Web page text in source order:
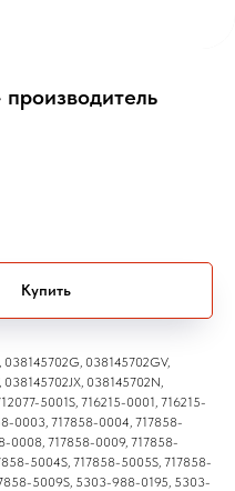
Купить
038145702G, 038145702GV,
038145702N,
5001S, 716215-0001, 716215-
0003, 717858-0004, 717858-
0008, 717858-0009, 717858-
5004S, 717858-5005S, 717858-
5009S, 5303-988-0195, 5303-